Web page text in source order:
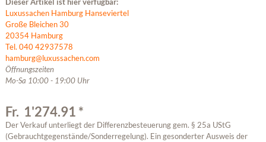
Luxussachen Hamburg Hanseviertel
Große Bleichen 30
20354 Hamburg
Tel. 040 42937578
hamburg@luxussachen.com
Öffnungszeiten
Mo-Sa 10:00 - 19:00 Uhr
Fr. 1'274.91 *
Der Verkauf unterliegt der Differenzbesteuerung gem. § 25a UStG
(Gebrauchtgegenstände/Sonderregelung). Ein gesonderter Ausweis der